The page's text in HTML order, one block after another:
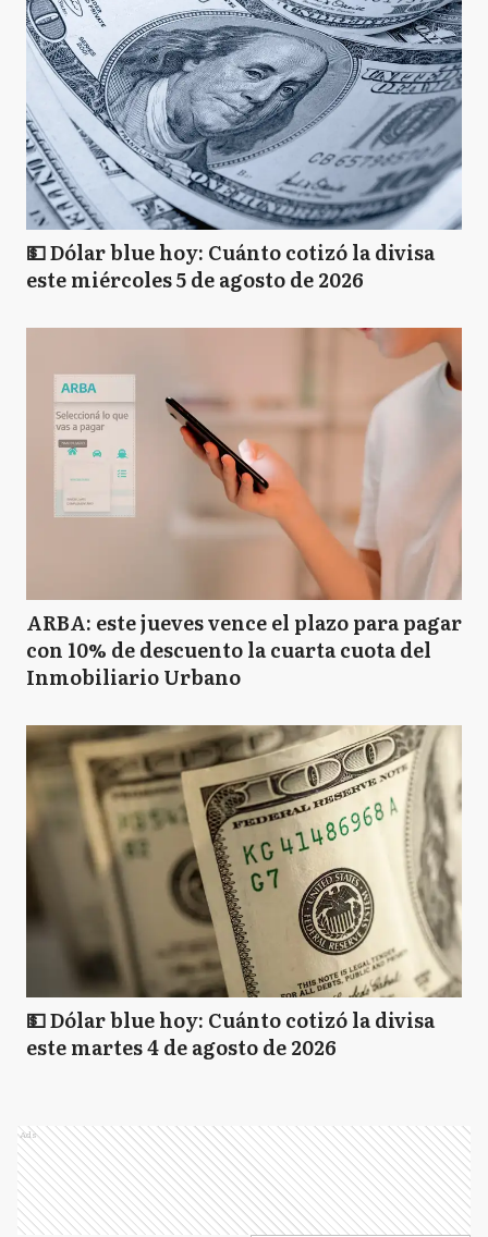
💵 Dólar blue hoy: Cuánto cotizó la divisa
este miércoles 5 de agosto de 2026
ARBA: este jueves vence el plazo para pagar
con 10% de descuento la cuarta cuota del
Inmobiliario Urbano
💵 Dólar blue hoy: Cuánto cotizó la divisa
este martes 4 de agosto de 2026
Ads